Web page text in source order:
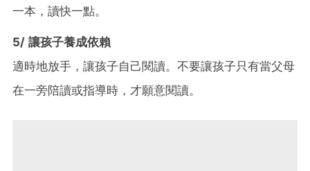
一本，讀快一點。
5/ 讓孩子養成依賴
適時地放手，讓孩子自己閱讀。不要讓孩子只有當父母
在一旁陪讀或指導時，才願意閱讀。